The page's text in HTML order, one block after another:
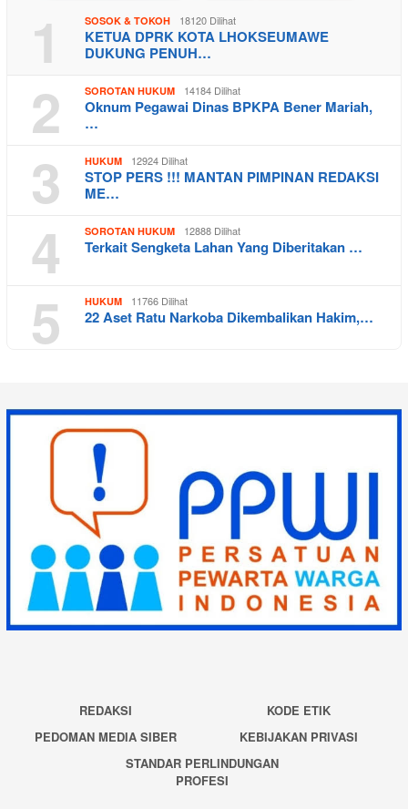
1 SOSOK & TOKOH 18120 Dilihat
KETUA DPRK KOTA LHOKSEUMAWE
DUKUNG PENUH…
2 SOROTAN HUKUM 14184 Dilihat
Oknum Pegawai Dinas BPKPA Bener Mariah,
…
3 HUKUM 12924 Dilihat
STOP PERS !!! MANTAN PIMPINAN REDAKSI
ME…
4 SOROTAN HUKUM 12888 Dilihat
Terkait Sengketa Lahan Yang Diberitakan …
5 HUKUM 11766 Dilihat
22 Aset Ratu Narkoba Dikembalikan Hakim,…
REDAKSI
KODE ETIK
PEDOMAN MEDIA SIBER
KEBIJAKAN PRIVASI
STANDAR PERLINDUNGAN
PROFESI